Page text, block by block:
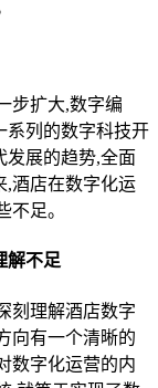
步扩大,数字编
系列的数字科技开
发展的趋势,全面
,酒店在数字化运
不足。
解不足
刻理解酒店数字
向有一个清晰的
数字化运营的内